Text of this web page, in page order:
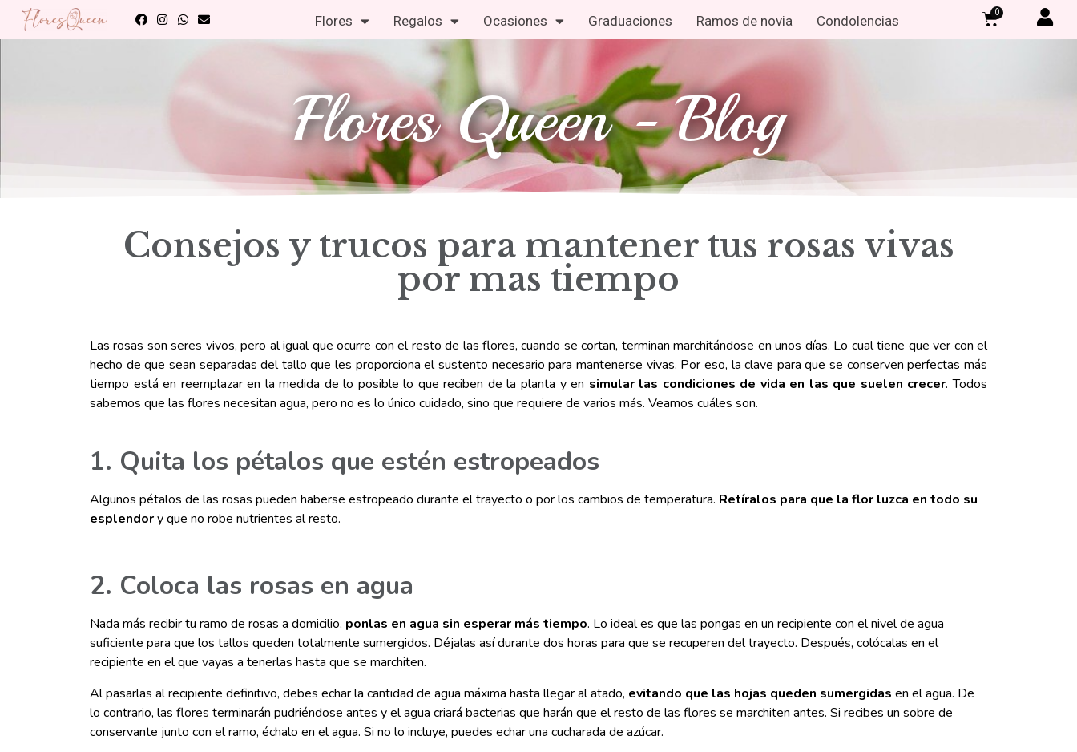
Flores Regalos Ocasiones Graduaciones Ramos de novia Condolencias
0
Flores Queen - Blog
Consejos y trucos para mantener tus rosas vivas
por mas tiempo
Las rosas son seres vivos, pero al igual que ocurre con el resto de las flores, cuando se cortan, terminan marchitándose en unos días. Lo cual tiene que ver con el
hecho de que sean separadas del tallo que les proporciona el sustento necesario para mantenerse vivas. Por eso, la clave para que se conserven perfectas más
tiempo está en reemplazar en la medida de lo posible lo que reciben de la planta y en simular las condiciones de vida en las que suelen crecer. Todos
sabemos que las flores necesitan agua, pero no es lo único cuidado, sino que requiere de varios más. Veamos cuáles son.
1. Quita los pétalos que estén estropeados
Algunos pétalos de las rosas pueden haberse estropeado durante el trayecto o por los cambios de temperatura. Retíralos para que la flor luzca en todo su
esplendory que no robe nutrientes al resto.
2. Coloca las rosas en agua
Nada más recibir tu ramo de rosas a domicilio, ponlas en agua sin esperar más tiempo. Lo ideal es que las pongas en un recipiente con el nivel de agua
suficiente para que los tallos queden totalmente sumergidos. Déjalas así durante dos horas para que se recuperen del trayecto. Después, colócalas en el
recipiente en el que vayas a tenerlas hasta que se marchiten.
Al pasarlas al recipiente definitivo, debes echar la cantidad de agua máxima hasta llegar al atado, evitando que las hojas queden sumergidas en el agua. De
lo contrario, las flores terminarán pudriéndose antes y el agua criará bacterias que harán que el resto de las flores se marchiten antes. Si recibes un sobre de
conservante junto con el ramo, échalo en el agua. Si no lo incluye, puedes echar una cucharada de azúcar.